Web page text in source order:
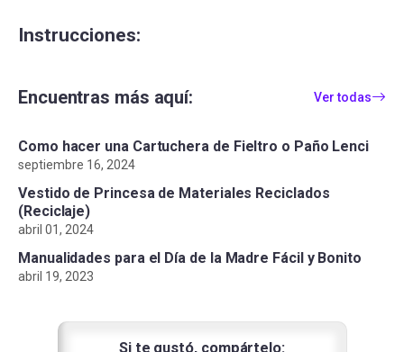
Instrucciones:
Encuentras más aquí: Ver todas
Como hacer una Cartuchera de Fieltro o Paño Lenci
septiembre 16, 2024
Vestido de Princesa de Materiales Reciclados
(Reciclaje)
abril 01, 2024
Manualidades para el Día de la Madre Fácil y Bonito
abril 19, 2023
Si te gustó, compártelo: